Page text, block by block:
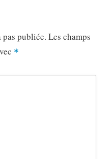
pas publiée. Les champs
*